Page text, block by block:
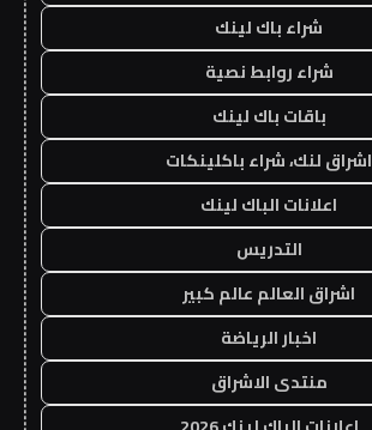
شراء باك لينك
شراء روابط نصية
باقات باك لينك
اشراق لنك، شراء باكلينكات
اعلانات الباك لينك
التدريس
اشراق العالم عالم كبير
اخبار الرياضة
منتدى الاشراق